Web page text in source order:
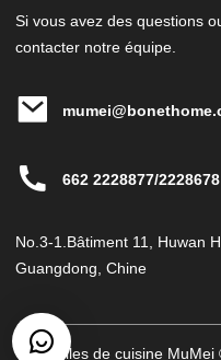
Si vous avez des questions
contacter notre équipe.
662 2228877/2228678
No.3-1.Bâtiment 11, Huwan
Guangdong, Chine
Ustensiles de cuisine